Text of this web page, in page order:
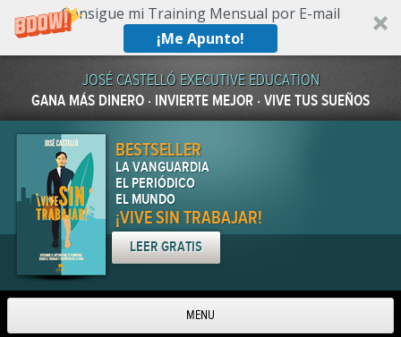
Consigue mi Training Mensual por E-mail
¡Me Apunto!
JOSÉ CASTELLÓ EXECUTIVE EDUCATION
GANA MÁS DINERO · INVIERTE MEJOR · VIVE TUS SUEÑOS
BESTSELLER
LA VANGUARDIA
EL PERIÓDICO
EL MUNDO
¡VIVE SIN TRABAJAR!
LEER GRATIS
MENU